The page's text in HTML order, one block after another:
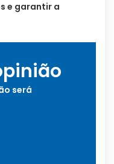
e garantir a
será